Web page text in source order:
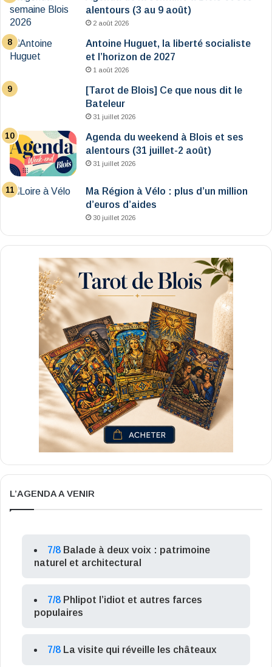
alentours (3 au 9 août)
2 août 2026
Antoine Huguet, la liberté socialiste
et l’horizon de 2027
1 août 2026
[Tarot de Blois] Ce que nous dit le
Bateleur
31 juillet 2026
Agenda du weekend à Blois et ses
alentours (31 juillet-2 août)
31 juillet 2026
Ma Région à Vélo : plus d’un million
d’euros d’aides
30 juillet 2026
L’AGENDA A VENIR
7/8 Balade à deux voix : patrimoine
naturel et architectural
7/8 Phlipot l’idiot et autres farces
populaires
7/8 La visite qui réveille les châteaux